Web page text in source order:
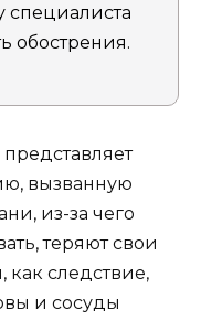
специалиста
обострения.
вызванную
из-за чего
теряют свои
следствие,
и сосуды